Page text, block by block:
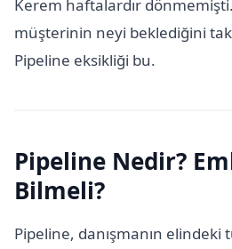
Kerem haftalardır
müşterinin neyi beklediğini
Pipeline eksikliği bu.
Pipeline Nedir?
Bilmeli?
Pipeline, danışmanın elindeki